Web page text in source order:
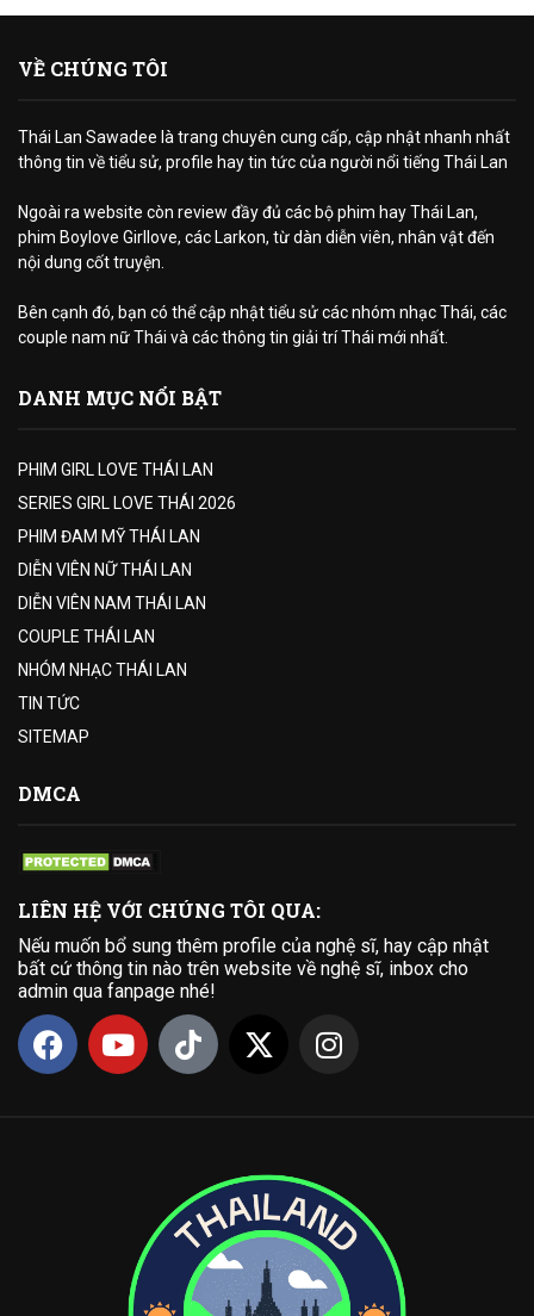
VỀ CHÚNG TÔI
Thái Lan Sawadee là trang chuyên cung cấp, cập nhật nhanh nhất
thông tin về tiểu sử, profile hay tin tức của người nổi tiếng Thái Lan
Ngoài ra website còn review đầy đủ các bộ phim hay Thái Lan,
phim Boylove Girllove, các Larkon, từ dàn diễn viên, nhân vật đến
nội dung cốt truyện.
Bên cạnh đó, bạn có thể cập nhật tiểu sử các nhóm nhạc Thái, các
couple nam nữ Thái và các thông tin giải trí Thái mới nhất.
DANH MỤC NỔI BẬT
PHIM GIRL LOVE THÁI LAN
SERIES GIRL LOVE THÁI 2026
PHIM ĐAM MỸ THÁI LAN
DIỄN VIÊN NỮ THÁI LAN
DIỄN VIÊN NAM THÁI LAN
COUPLE THÁI LAN
NHÓM NHẠC THÁI LAN
TIN TỨC
SITEMAP
DMCA
LIÊN HỆ VỚI CHÚNG TÔI QUA:
Nếu muốn bổ sung thêm profile của nghệ sĩ, hay cập nhật
bất cứ thông tin nào trên website về nghệ sĩ, inbox cho
admin qua fanpage nhé!